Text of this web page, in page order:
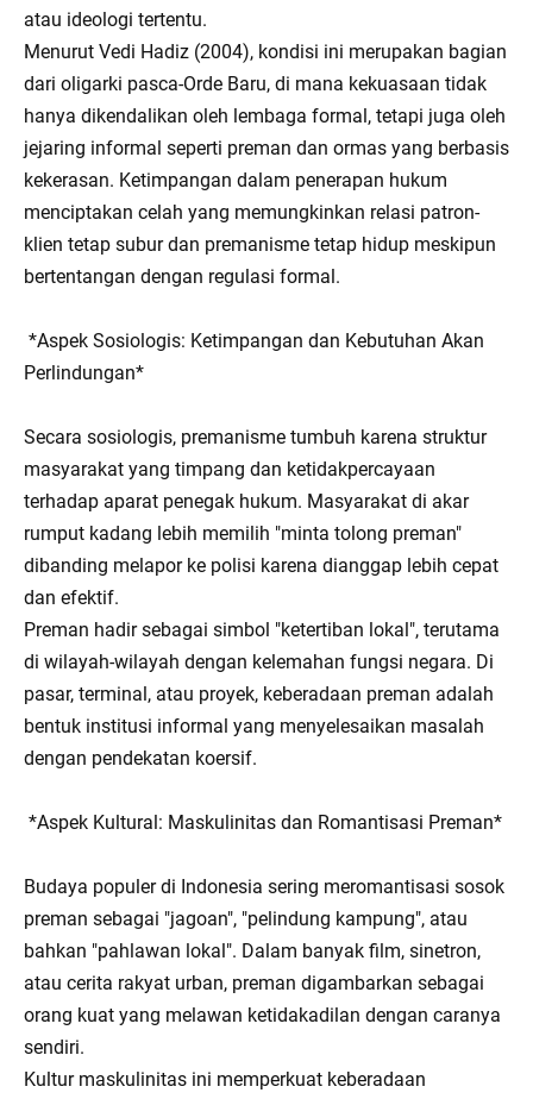
atau ideologi tertentu.
Menurut Vedi Hadiz (2004), kondisi ini merupakan bagian
dari oligarki pasca-Orde Baru, di mana kekuasaan tidak
hanya dikendalikan oleh lembaga formal, tetapi juga oleh
jejaring informal seperti preman dan ormas yang berbasis
kekerasan. Ketimpangan dalam penerapan hukum
menciptakan celah yang memungkinkan relasi patron-
klien tetap subur dan premanisme tetap hidup meskipun
bertentangan dengan regulasi formal.
*Aspek Sosiologis: Ketimpangan dan Kebutuhan Akan
Perlindungan*
Secara sosiologis, premanisme tumbuh karena struktur
masyarakat yang timpang dan ketidakpercayaan
terhadap aparat penegak hukum. Masyarakat di akar
rumput kadang lebih memilih "minta tolong preman"
dibanding melapor ke polisi karena dianggap lebih cepat
dan efektif.
Preman hadir sebagai simbol "ketertiban lokal", terutama
di wilayah-wilayah dengan kelemahan fungsi negara. Di
pasar, terminal, atau proyek, keberadaan preman adalah
bentuk institusi informal yang menyelesaikan masalah
dengan pendekatan koersif.
*Aspek Kultural: Maskulinitas dan Romantisasi Preman*
Budaya populer di Indonesia sering meromantisasi sosok
preman sebagai "jagoan", "pelindung kampung", atau
bahkan "pahlawan lokal". Dalam banyak film, sinetron,
atau cerita rakyat urban, preman digambarkan sebagai
orang kuat yang melawan ketidakadilan dengan caranya
sendiri.
Kultur maskulinitas ini memperkuat keberadaan